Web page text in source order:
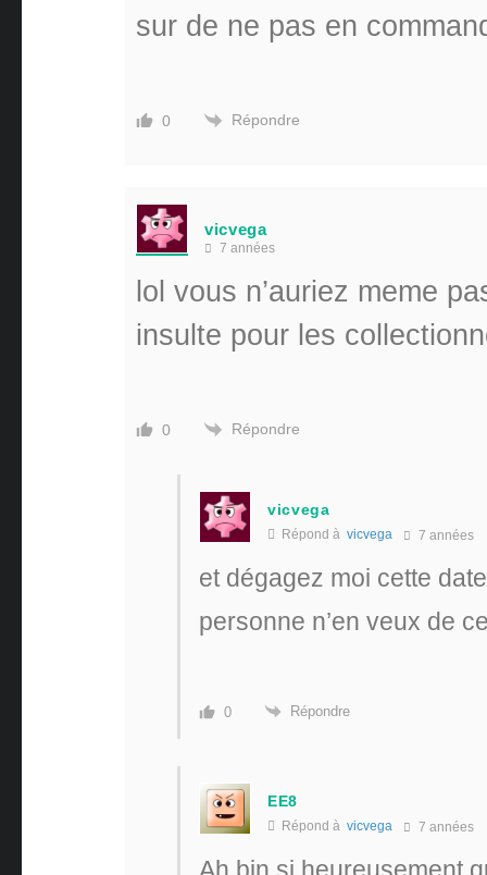
sur de ne pas en
0 Répondre
vicvega
7 années
lol vous n’auriez meme
insulte pour les
0 Répondre
vicvega
Répond à vicvega 7 années
et dégagez moi cette
personne n’en veux de
0 Répondre
EE8
Répond à vicvega 7 années